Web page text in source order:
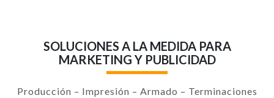
SOLUCIONES A LA MEDIDA PARA
MARKETING Y PUBLICIDAD
Producción – Impresión – Armado – Terminaciones